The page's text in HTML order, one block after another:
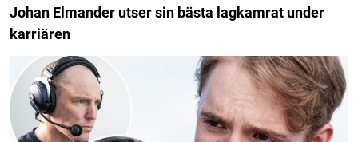
Johan Elmander utser sin bästa lagkamrat under
karriären